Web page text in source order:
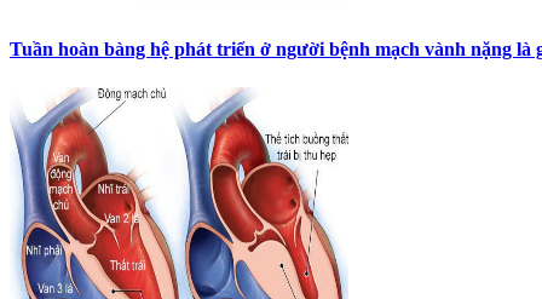
Tuần hoàn bàng hệ phát triển ở người bệnh mạch vành nặng là